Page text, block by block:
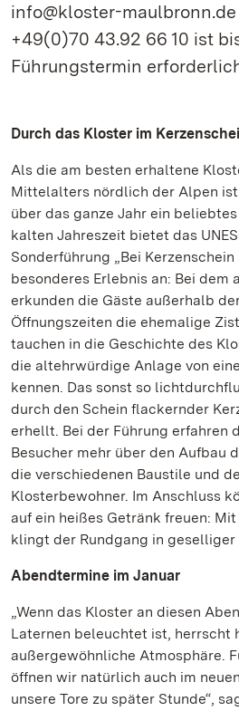
info@kloster-
+49(0)70 43.92 66 10 ist
Führungstermin
Durch das Kloster im
Als die am besten erhaltene
Mittelalters nördlich der Alpen
über das ganze Jahr ein
kalten Jahreszeit bietet das
Sonderführung „Bei
besonderes Erlebnis an: Bei dem
erkunden die Gäste außerhalb
Öffnungszeiten die ehemalige
tauchen in die Geschichte des
die altehrwürdige Anlage von
kennen. Das sonst so
durch den Schein flackernder
erhellt. Bei der Führung erfahren
Besucher mehr über den Aufbau
die verschiedenen Baustile und
Klosterbewohner. Im Anschluss
auf ein heißes Getränk freuen:
klingt der Rundgang in geselliger
Abendtermine im Januar
„Wenn das Kloster an diesen
Laternen beleuchtet ist, herrscht
außergewöhnliche Atmosphäre.
öffnen wir natürlich auch im
unsere Tore zu später Stunde“,